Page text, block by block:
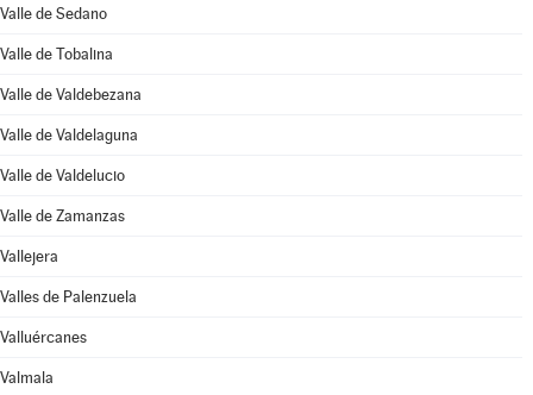
Valle de Sedano
Valle de Tobalina
Valle de Valdebezana
Valle de Valdelaguna
Valle de Valdelucio
Valle de Zamanzas
Vallejera
Valles de Palenzuela
Valluércanes
Valmala